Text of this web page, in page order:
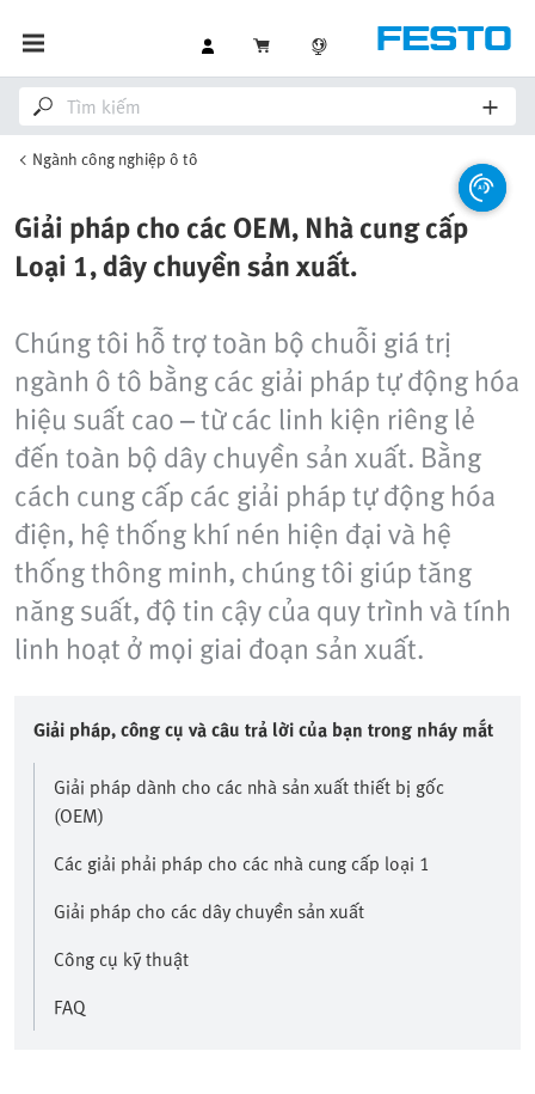
Ngành công nghiệp ô tô
Giải pháp cho các OEM, Nhà cung cấp
Loại 1, dây chuyền sản xuất.
Chúng tôi hỗ trợ toàn bộ chuỗi giá trị
ngành ô tô bằng các giải pháp tự động hóa
hiệu suất cao – từ các linh kiện riêng lẻ
đến toàn bộ dây chuyền sản xuất. Bằng
cách cung cấp các giải pháp tự động hóa
điện, hệ thống khí nén hiện đại và hệ
thống thông minh, chúng tôi giúp tăng
năng suất, độ tin cậy của quy trình và tính
linh hoạt ở mọi giai đoạn sản xuất.
Giải pháp, công cụ và câu trả lời của bạn trong nháy mắt
Giải pháp dành cho các nhà sản xuất thiết bị gốc
(OEM)
Các giải phải pháp cho các nhà cung cấp loại 1
Giải pháp cho các dây chuyền sản xuất
Công cụ kỹ thuật
FAQ